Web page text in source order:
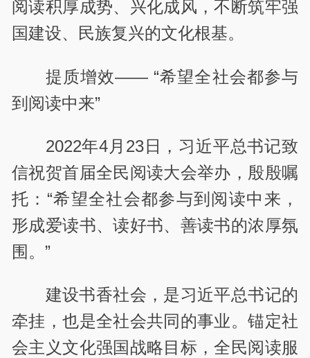
阅读积厚成势、兴化成风，不断筑牢强
国建设、民族复兴的文化根基。
提质增效—— “希望全社会都参与
到阅读中来”
2022年4月23日，习近平总书记致
信祝贺首届全民阅读大会举办，殷殷嘱
托：“希望全社会都参与到阅读中来，
形成爱读书、读好书、善读书的浓厚氛
围。”
建设书香社会，是习近平总书记的
牵挂，也是全社会共同的事业。锚定社
会主义文化强国战略目标，全民阅读服